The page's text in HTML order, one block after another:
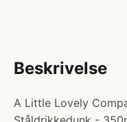
Beskrivelse
A Little Lovely